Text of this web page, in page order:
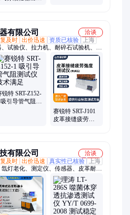
有限公司
洽谈
及时 出价迅速 资质已核验
上海
试验仪、拉力机、耐碎石试验机、鲁
锐特 SRT-Z152-
吸引导管气阻测
赛锐特 SRT-J101
皮革接缝疲劳强
有限公司
洽谈
及时 出价迅速 真实性已核验
上海
灯老化、测定仪、传感器、皮革耐
验箱、耐磨仪、耐擦洗、检测仪、雾
擦仪、测试箱、风速仪、整鞋耐磨、
口罩、智能仪器、拧压滚轮、床毯燃